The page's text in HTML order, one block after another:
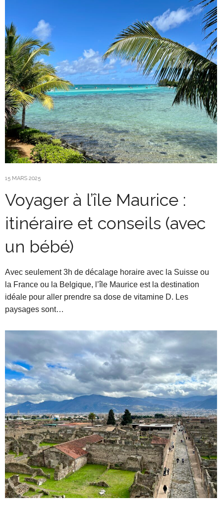
15 MARS 2025
Voyager à l’île Maurice :
itinéraire et conseils (avec
un bébé)
Avec seulement 3h de décalage horaire avec la Suisse ou
la France ou la Belgique, l’île Maurice est la destination
idéale pour aller prendre sa dose de vitamine D. Les
paysages sont…